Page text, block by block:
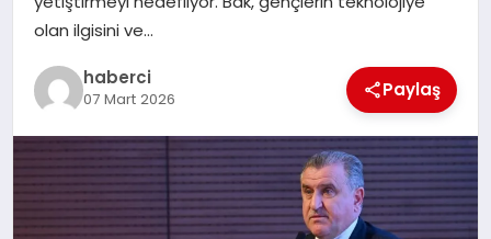
olan ilgisini ve…
haberci
07 Mart 2026 Paylaş